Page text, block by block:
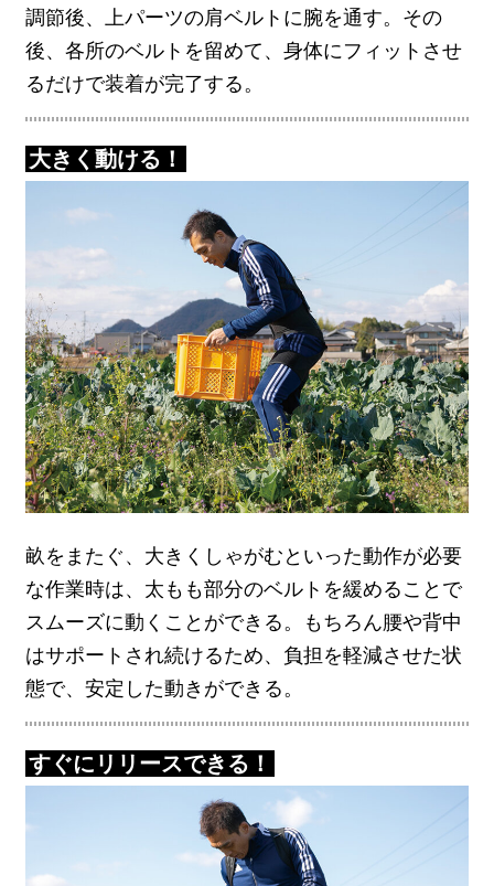
調節後、上パーツの肩ベルトに腕を通す。その
後、各所のベルトを留めて、身体にフィットさせ
るだけで装着が完了する。
大きく動ける！
畝をまたぐ、大きくしゃがむといった動作が必要
な作業時は、太もも部分のベルトを緩めることで
スムーズに動くことができる。もちろん腰や背中
はサポートされ続けるため、負担を軽減させた状
態で、安定した動きができる。
すぐにリリースできる！